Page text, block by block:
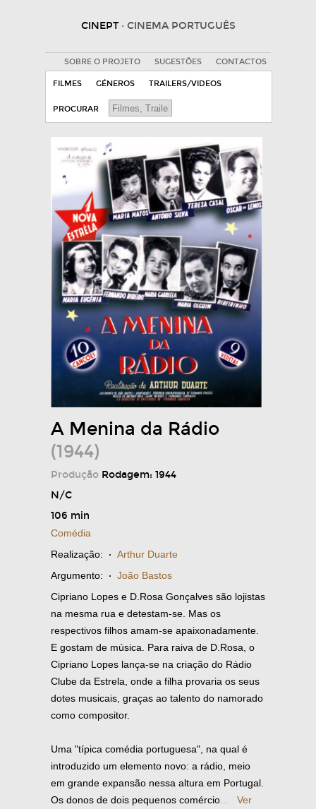
CINEPT · CINEMA PORTUGUÊS
SOBRE O PROJETO SUGESTÕES CONTACTOS
FILMES GÉNEROS TRAILERS/VIDEOS
PROCURAR
A Menina da Rádio
(1944)
Produção Rodagem: 1944
N/C
106 min
Comédia
Realização: · Arthur Duarte
Argumento: · João Bastos
Cipriano Lopes e D.Rosa Gonçalves são lojistas
na mesma rua e detestam-se. Mas os
respectivos filhos amam-se apaixonadamente.
E gostam de música. Para raiva de D.Rosa, o
Cipriano Lopes lança-se na criação do Rádio
Clube da Estrela, onde a filha provaria os seus
dotes musicais, graças ao talento do namorado
como compositor.
Uma "típica comédia portuguesa", na qual é
introduzido um elemento novo: a rádio, meio
em grande expansão nessa altura em Portugal.
Os donos de dois pequenos comércio
Ver